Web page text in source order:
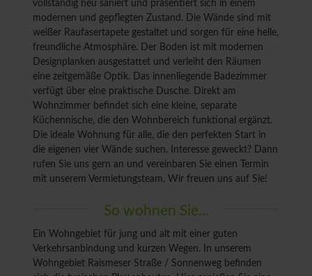
vollständig neu saniert und präsentiert sich in einem
modernen und gepflegten Zustand. Die Wände sind mit
weißer Raufasertapete gestaltet und sorgen für eine helle,
freundliche Atmosphäre. Der Boden ist mit modernen
Designplanken ausgestattet und verleiht den Räumen
eine zeitgemäße Optik. Das innenliegende Badezimmer
verfügt über eine praktische Dusche. Direkt am
Wohnzimmer befindet sich eine kleine, separate
Küchennische, die den Wohnbereich funktional ergänzt.
Die ideale Wohnung für alle, die den perfekten Start in
die eigenen vier Wände suchen. Interesse geweckt? Dann
rufen Sie uns gern an und vereinbaren Sie einen Termin
mit unserem Vermietungsteam. Wir freuen uns auf Sie!
So wohnen Sie...
Ein Wohngebiet für jung und alt mit einer guten
Verkehrsanbindung und kurzen Wegen. In unserem
Wohngebiet Raismeser Straße / Sonnenweg befinden